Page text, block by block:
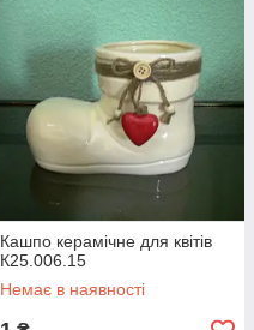
Кашпо керамічне для квітів
К25.006.15
Немає в наявності